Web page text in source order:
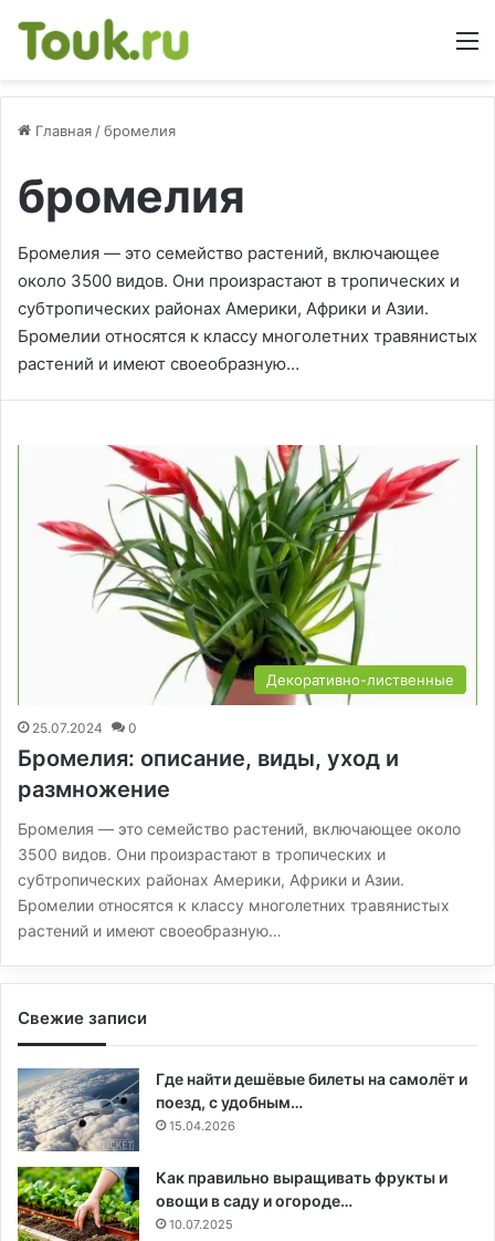
Главная /бромелия
бромелия
Бромелия — это семейство растений, включающее
около 3500 видов. Они произрастают в тропических и
субтропических районах Америки, Африки и Азии.
Бромелии относятся к классу многолетних травянистых
растений и имеют своеобразную…
Декоративно-лиственные
25.07.2024 0
Бромелия: описание, виды, уход и
размножение
Бромелия — это семейство растений, включающее около
3500 видов. Они произрастают в тропических и
субтропических районах Америки, Африки и Азии.
Бромелии относятся к классу многолетних травянистых
растений и имеют своеобразную…
Свежие записи
Где найти дешёвые билеты на самолёт и
поезд, с удобным…
15.04.2026
Как правильно выращивать фрукты и
овощи в саду и огороде…
10.07.2025